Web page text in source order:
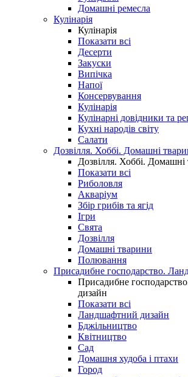
Домашні ремесла
Кулінарія
Кулінарія
Показати всі
Десерти
Закуски
Випічка
Напої
Консервування
Кулінарія
Кулінарні довідники та
Кухні народів світу
Салати
Дозвілля. Хоббі. Домашні
Дозвілля. Хоббі. Домашні
Показати всі
Риболовля
Акваріум
Збір грибів та ягід
Ігри
Свята
Дозвілля
Домашні тварини
Полювання
Присадибне господарство.
Присадибне
дизайн
Показати всі
Ландшафтний дизайн
Бджільництво
Квітництво
Сад
Домашня худоба і птахи
Город